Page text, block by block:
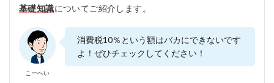
基礎知識についてご紹介します。
こーへい
消費税10％という額はバカにできないです
よ！ぜひチェックしてください！